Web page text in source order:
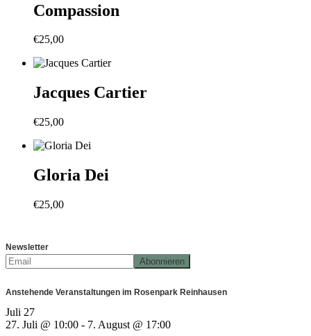
Compassion
€25,00
Jacques Cartier
€25,00
Gloria Dei
€25,00
Newsletter
Anstehende Veranstaltungen im Rosenpark Reinhausen
Juli 27
27. Juli @ 10:00 - 7. August @ 17:00